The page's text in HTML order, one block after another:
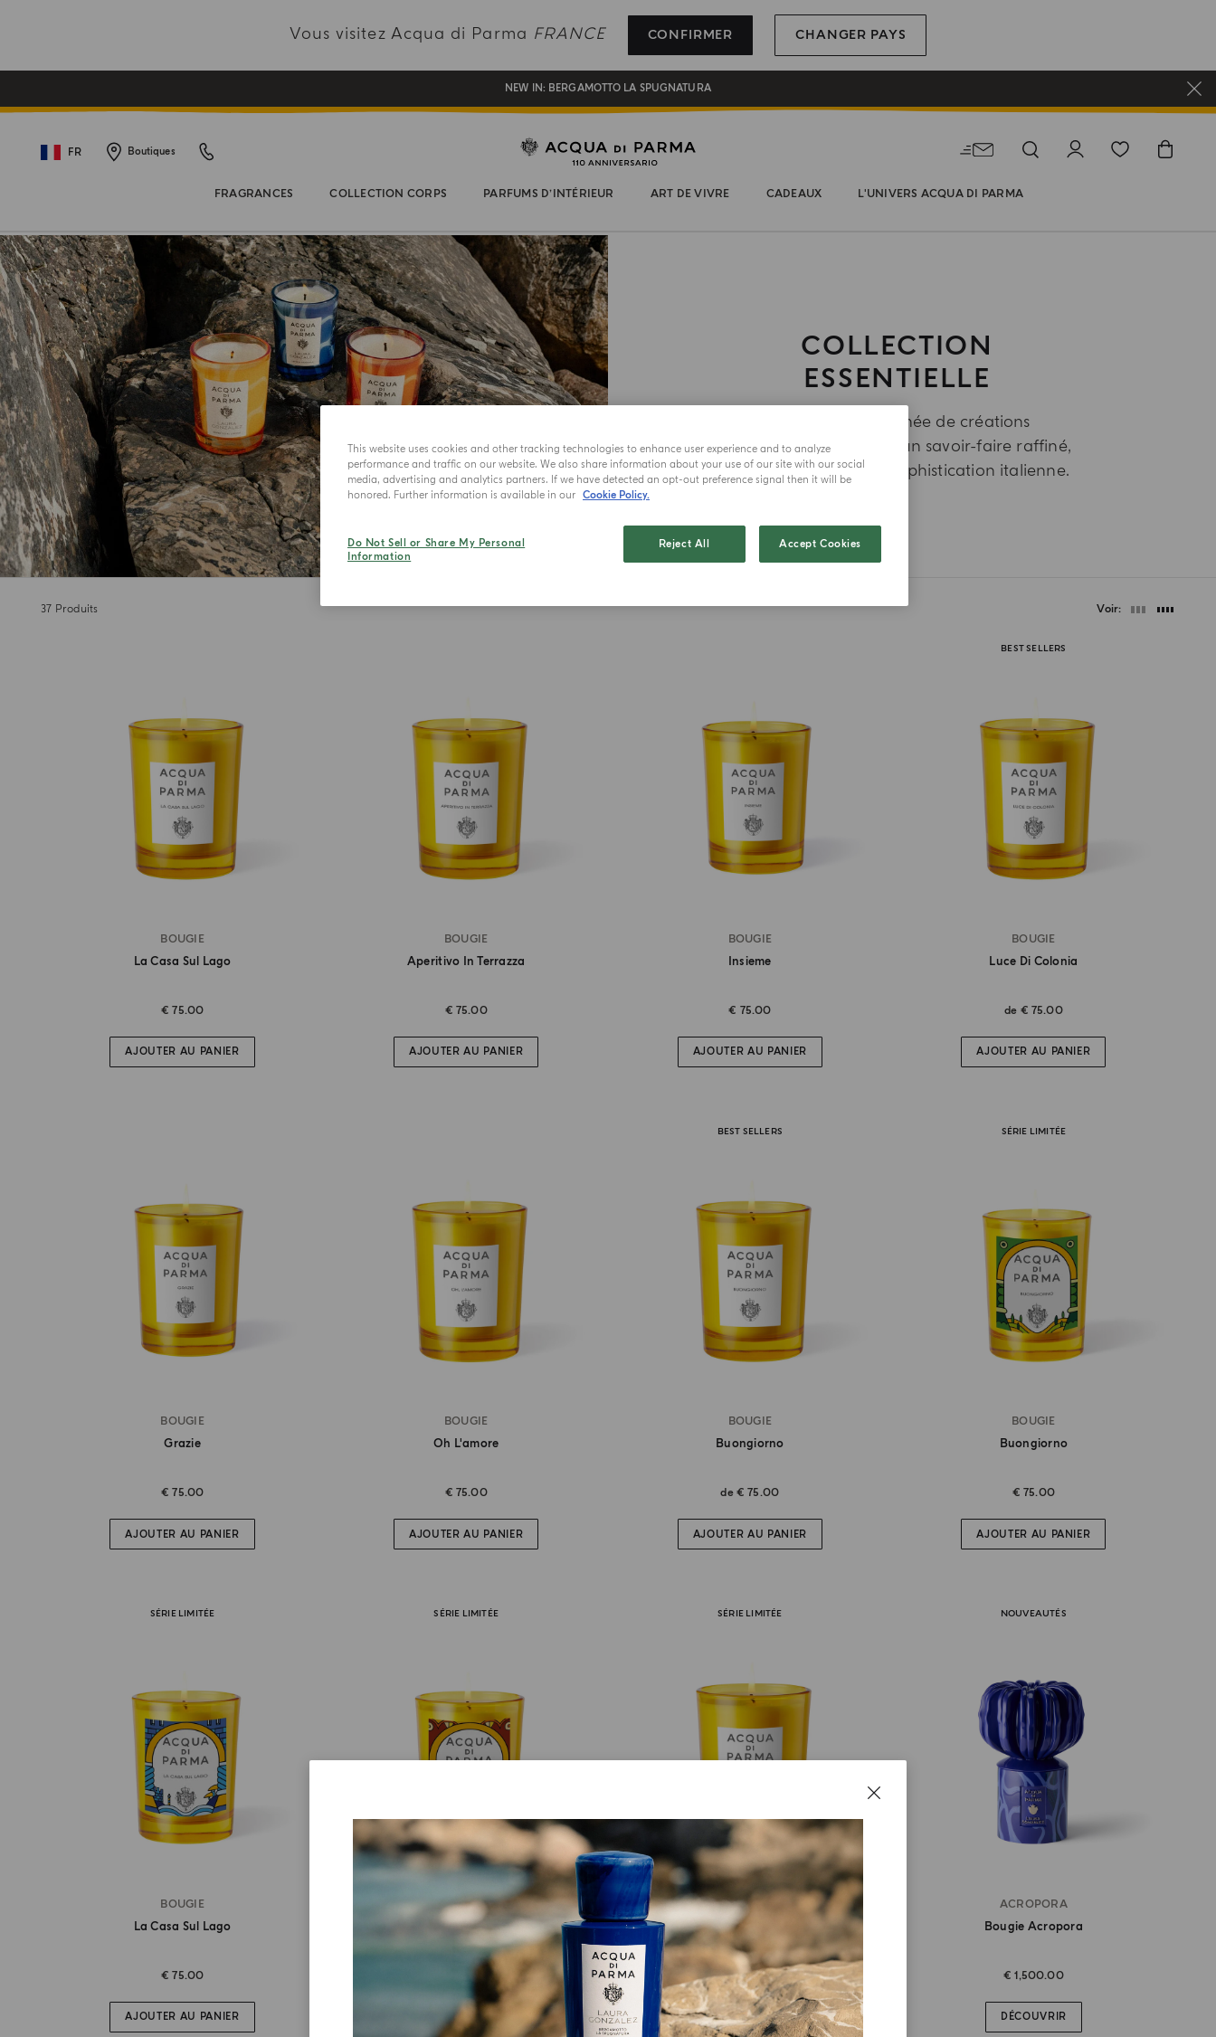
Vous visitez Acqua di Parma FRANCE CONFIRMER CHANGER PAYS
INSCRIVEZ-VOUS ET PROFITEZ DE NOS AVANTAGES
CADEAU OFFERT POUR TOUTE COMMANDE SUPÉRIEURE À 180€
NEW IN: BERGAMOTTO LA SPUGNATURA
FR Boutiques
FRAGRANCES COLLECTION CORPS PARFUMS D’INTÉRIEUR ART DE VIVRE CADEAUX L'UNIVERS ACQUA DI PARMA
COLLECTION
ESSENTIELLE
Une sélection soignée de créations
intemporelles reflétant un savoir-faire raffiné,
un style durable et la sophistication italienne.
37 Produits Voir
BOUGIE
La Casa Sul Lago
€ 75.00
AJOUTER AU PANIER
BOUGIE
Aperitivo In Terrazza
€ 75.00
AJOUTER AU PANIER
BOUGIE
Insieme
€ 75.00
AJOUTER AU PANIER
BEST SELLERS
BOUGIE
Luce Di Colonia
de € 75.00
AJOUTER AU PANIER
BOUGIE
Grazie
€ 75.00
AJOUTER AU PANIER
BOUGIE
Oh L'amore
€ 75.00
AJOUTER AU PANIER
BEST SELLERS
BOUGIE
Buongiorno
de € 75.00
AJOUTER AU PANIER
SÉRIE LIMITÉE
BOUGIE
Buongiorno
€ 75.00
AJOUTER AU PANIER
SÉRIE LIMITÉE
BOUGIE
La Casa Sul Lago
€ 75.00
AJOUTER AU PANIER
SÉRIE LIMITÉE
BOUGIE
Luce Di Colonia
€ 75.00
AJOUTER AU PANIER
SÉRIE LIMITÉE
BOUGIE
Buongiorno Parigi
€ 150.00
DÉCOUVRIR
NOUVEAUTÉS
ACROPORA
Bougie Acropora
€ 1,500.00
DÉCOUVRIR
This website uses cookies and other tracking technologies to enhance user experience and to analyze
performance and traffic on our website. We also share information about your use of our site with our social
media, advertising and analytics partners. If we have detected an opt-out preference signal then it will be
honored. Further information is available in our Cookie Policy.
Do Not Sell or Share My Personal
Information
Reject All Accept Cookies